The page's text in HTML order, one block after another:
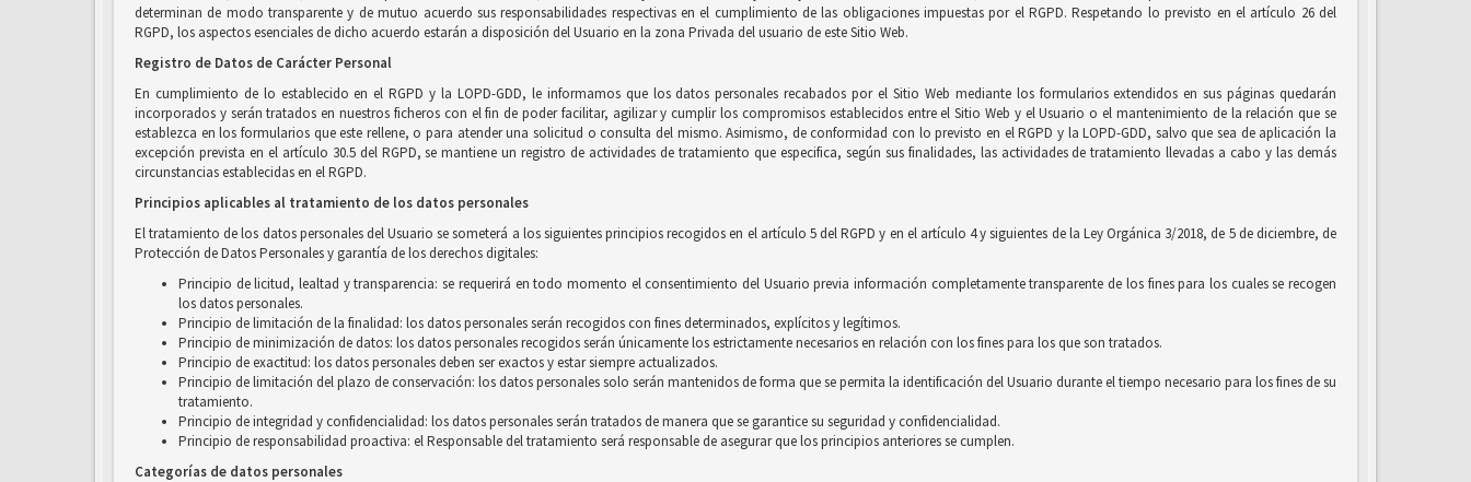
determinan de modo transparente y de mutuo acuerdo sus responsabilidades respectivas en el cumplimiento de las obligaciones impuestas por el RGPD. Respetando lo previsto en el artículo 26 del
RGPD, los aspectos esenciales de dicho acuerdo estarán a disposición del Usuario en la zona Privada del usuario de este Sitio Web.
Registro de Datos de Carácter Personal
En cumplimiento de lo establecido en el RGPD y la LOPD-GDD, le informamos que los datos personales recabados por el Sitio Web mediante los formularios extendidos en sus páginas quedarán
incorporados y serán tratados en nuestros ficheros con el fin de poder facilitar, agilizar y cumplir los compromisos establecidos entre el Sitio Web y el Usuario o el mantenimiento de la relación que se
establezca en los formularios que este rellene, o para atender una solicitud o consulta del mismo. Asimismo, de conformidad con lo previsto en el RGPD y la LOPD-GDD, salvo que sea de aplicación la
excepción prevista en el artículo 30.5 del RGPD, se mantiene un registro de actividades de tratamiento que especifica, según sus finalidades, las actividades de tratamiento llevadas a cabo y las demás
circunstancias establecidas en el RGPD.
Principios aplicables al tratamiento de los datos personales
El tratamiento de los datos personales del Usuario se someterá a los siguientes principios recogidos en el artículo 5 del RGPD y en el artículo 4 y siguientes de la Ley Orgánica 3/2018, de 5 de diciembre, de
Protección de Datos Personales y garantía de los derechos digitales:
Principio de licitud, lealtad y transparencia: se requerirá en todo momento el consentimiento del Usuario previa información completamente transparente de los fines para los cuales se recogen
los datos personales.
Principio de limitación de la finalidad: los datos personales serán recogidos con fines determinados, explícitos y legítimos.
Principio de minimización de datos: los datos personales recogidos serán únicamente los estrictamente necesarios en relación con los fines para los que son tratados.
Principio de exactitud: los datos personales deben ser exactos y estar siempre actualizados.
Principio de limitación del plazo de conservación: los datos personales solo serán mantenidos de forma que se permita la identificación del Usuario durante el tiempo necesario para los fines de su
tratamiento.
Principio de integridad y confidencialidad: los datos personales serán tratados de manera que se garantice su seguridad y confidencialidad.
Principio de responsabilidad proactiva: el Responsable del tratamiento será responsable de asegurar que los principios anteriores se cumplen.
Categorías de datos personales